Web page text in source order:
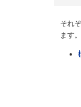
それ
ます